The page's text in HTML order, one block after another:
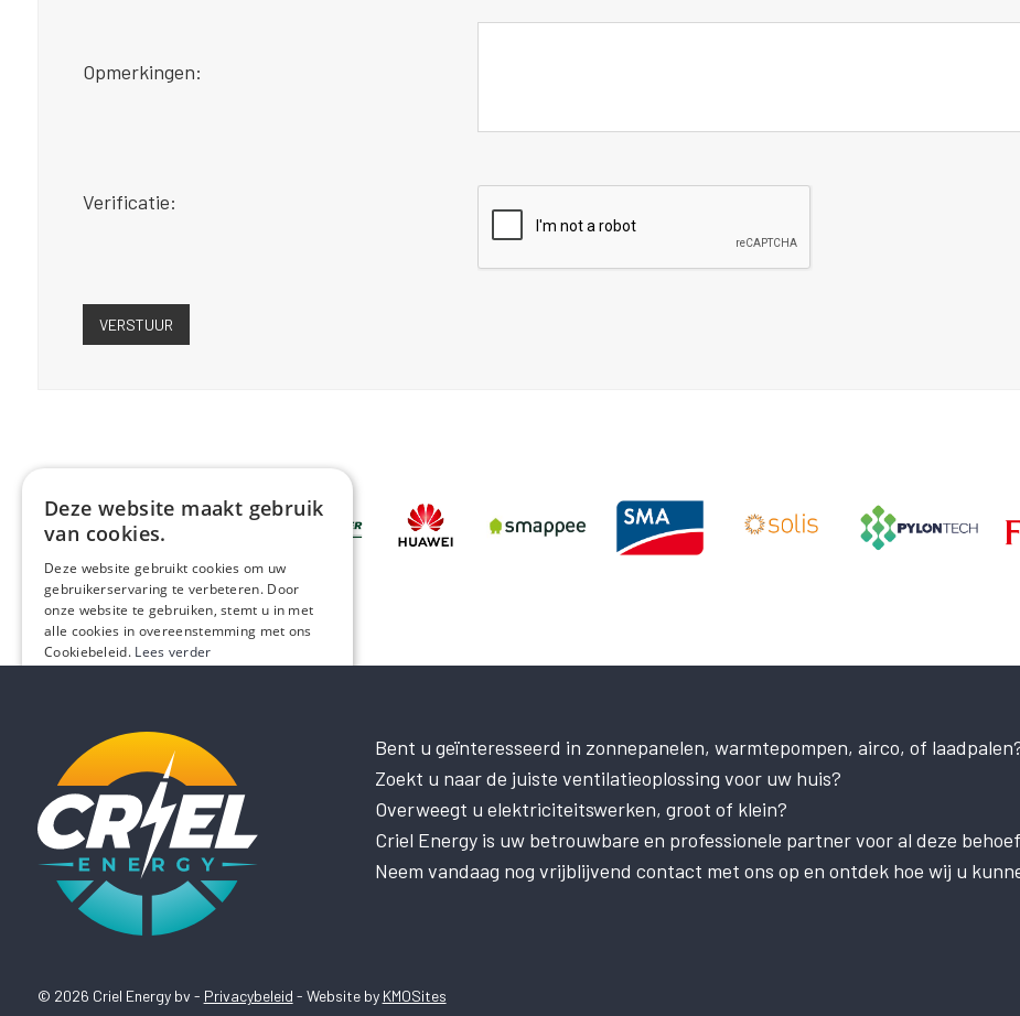
Opmerkingen:
Verificatie:
Bent u geïnteresseerd in zonnepanelen, warmtepompen, airco, of
Zoekt u naar de juiste ventilatieoplossing voor uw huis?
Overweegt u elektriciteitswerken, groot of klein?
Criel Energy is uw betrouwbare en professionele partner voor al deze
Neem vandaag nog vrijblijvend contact met ons op en ontdek hoe wij u
© 2026 Criel Energy bv - Privacybeleid - Website by KMOSites
Deze website maakt gebruik
van cookies.
Deze website gebruikt cookies om uw
gebruikerservaring te verbeteren. Door
onze website te gebruiken, stemt u in met
alle cookies in overeenstemming met ons
Cookiebeleid. Lees verder
PRESTATIE
TARGETING
FUNCTIONEEL
NIET-GECLASSIFICEERD
ALLES ACCEPTEREN